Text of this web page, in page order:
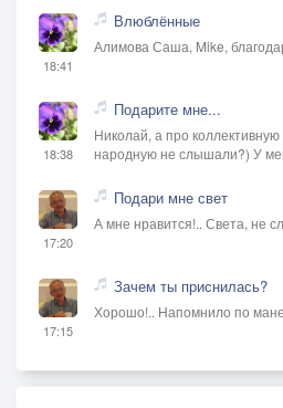
18:41
Влюблённые
Алимова Саша, Mike,
18:38
Подарите мне...
Николай, а про
народную не слышали?) У
17:20
Подари мне свет
А мне нравится!.. Света, не
17:15
Зачем ты приснилась?
Хорошо!.. Напомнило по